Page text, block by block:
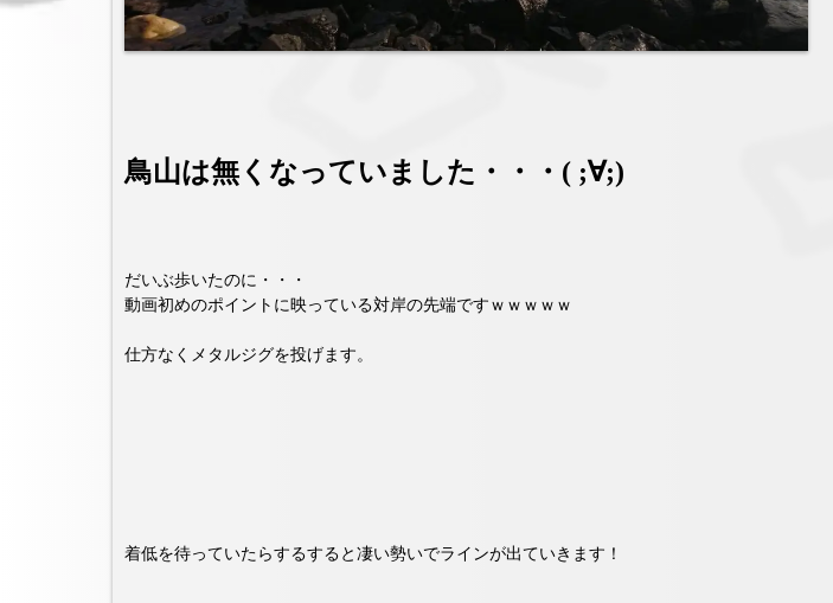
鳥山は無くなっていました・・・( ;∀;)
だいぶ歩いたのに・・・
動画初めのポイントに映っている対岸の先端ですｗｗｗｗｗ
仕方なくメタルジグを投げます。
着低を待っていたらするすると凄い勢いでラインが出ていきます！